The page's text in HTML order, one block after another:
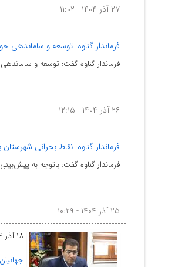
۲۷ آذر ۱۴۰۴ - ۱۱:۰۲
فرماندار گناوه: توسعه و ساماندهی
فرماندار گناوه گفت: توسعه و
۲۶ آذر ۱۴۰۴ - ۱۲:۱۵
فرماندار گناوه: نقاط بحرانی
فرماندار گناوه گفت: باتوجه به
۲۵ آذر ۱۴۰۴ - ۱۰:۲۹
۱۸ آذر ۱۴۰۴ - ۹:۱۰